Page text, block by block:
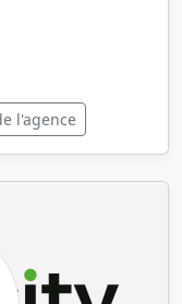
l'agence